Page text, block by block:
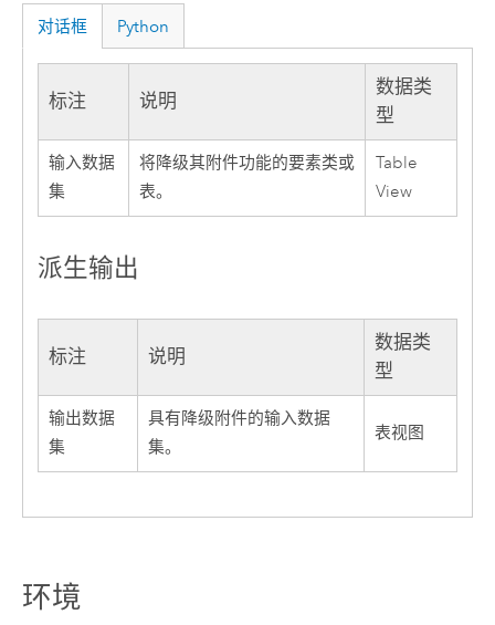
对话框 Python
标注 说明
数据类
型
输入数据
集
将降级其附件功能的要素类或
表。
Table
View
派生输出
标注 说明
数据类
型
输出数据
集
具有降级附件的输入数据
集。
表视图
环境